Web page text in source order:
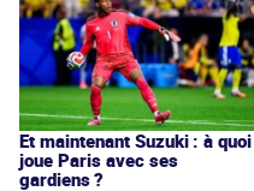
Et maintenant Suzuki : à quoi
joue Paris avec ses
gardiens ?